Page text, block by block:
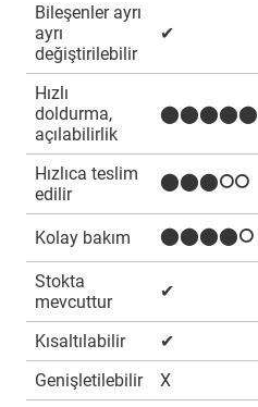
Bileşenler ayrı
ayrı
değiştirilebilir
✔
Hızlı
doldurma,
açılabilirlik
⬤⬤⬤⬤⬤
Hızlıca teslim
edilir
⬤⬤⬤⭘⭘
Kolay bakım ⬤⬤⬤⬤⭘
Stokta
mevcuttur
✔
Kısaltılabilir ✔
Genişletilebilir
X